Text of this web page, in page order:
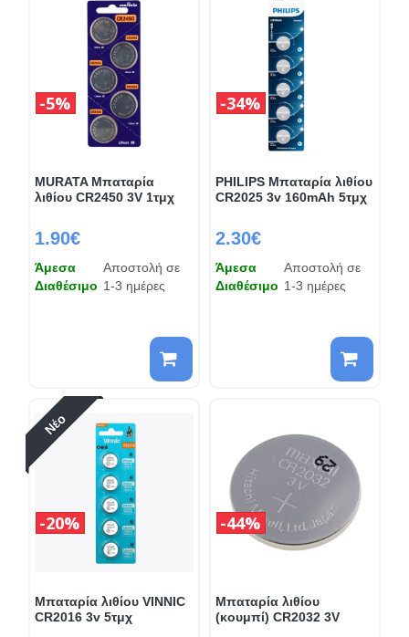
MURATA Μπαταρία
λιθίου CR2450 3V 1τμχ
1.90€
5%
Άμεσα
Διαθέσιμο
Αποστολή σε
1-3 ημέρες
PHILIPS Μπαταρία λιθίου
CR2025 3v 160mAh 5τμχ
2.30€
34%
Άμεσα
Διαθέσιμο
Αποστολή σε
1-3 ημέρες
Νέο
Μπαταρία λιθίου VINNIC
CR2016 3v 5τμχ
20%
Μπαταρία λιθίου
(κουμπί) CR2032 3V
44%